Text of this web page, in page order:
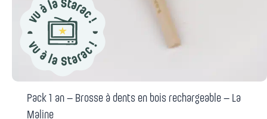
Pack 1 an – Brosse à dents en bois rechargeable – La
Maline